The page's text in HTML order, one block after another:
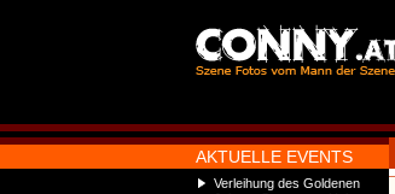
AKTUELLE EVENTS
Verleihung des Goldenen